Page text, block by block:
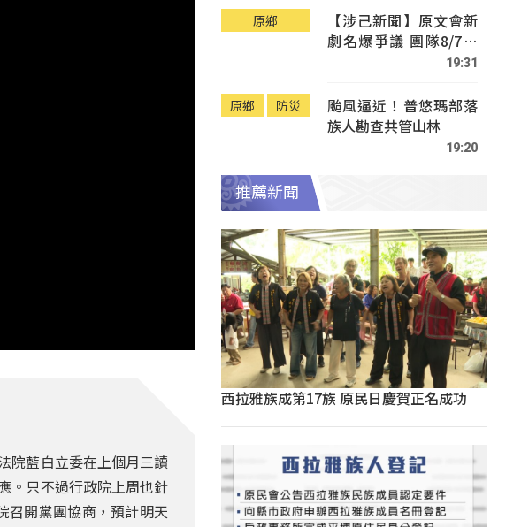
院藍白立委在上個月三讀
。只不過行政院上周也針
召開黨團協商，預計明天
原鄉
【涉己新聞】原文會新
劇名爆爭議 團隊8/7赴
19:31
原鄉 防災
颱風逼近！普悠瑪部落
族人勘查共管山林
19:20
推薦新聞
西拉雅族成第17族 原民日慶賀正名成功